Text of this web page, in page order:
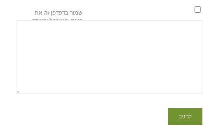
שמור בדפדפן זה את
השם, האימייל והאתר